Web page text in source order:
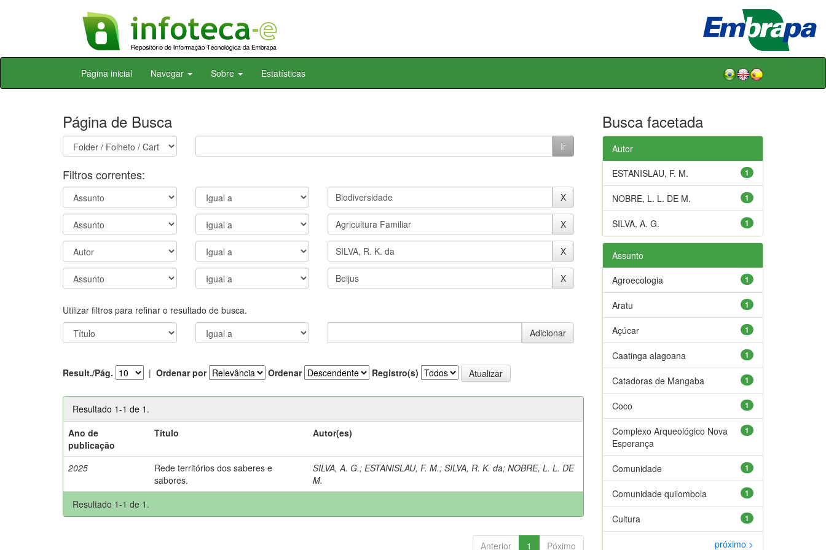
Skip
Página inicial Navegar Sobre Estatísticas
Página de Busca
Filtros correntes:
Utilizar filtros para refinar o resultado de busca.
Result./Pág. | Ordenar por Ordenar Registro(s)
Resultado 1-1 de 1.
Ano de
publicação
Título Autor(es)
2025
Rede territórios dos saberes e
sabores.
SILVA, A. G.;ESTANISLAU, F. M.;SILVA, R. K. da;NOBRE, L. L. DE
M.
Resultado 1-1 de 1.
Anterior 1 Póximo
Busca facetada
Autor
1
ESTANISLAU, F. M.
1
NOBRE, L. L. DE M.
1
SILVA, A. G.
Assunto
1
Agroecologia
1
Aratu
1
Açúcar
1
Caatinga alagoana
1
Catadoras de Mangaba
1
Coco
1
Complexo Arqueológico Nova
Esperança
1
Comunidade
1
Comunidade quilombola
1
Cultura
próximo >